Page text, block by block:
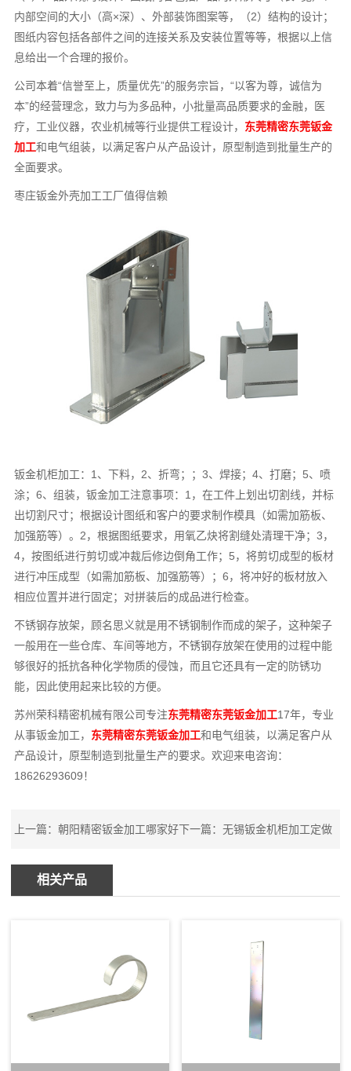
内部空间的大小（高×深）、外部装饰图案等，（2）结构的设计；
图纸内容包括各部件之间的连接关系及安装位置等等，根据以上信
息给出一个合理的报价。
公司本着“信誉至上，质量优先”的服务宗旨，“以客为尊，诚信为
本”的经营理念，致力与为多品种，小批量高品质要求的金融，医
疗，工业仪器，农业机械等行业提供工程设计， 东莞精密东莞钣金
加工和电气组装，以满足客户从产品设计，原型制造到批量生产的
全面要求。
枣庄钣金外壳加工工厂值得信赖
钣金机柜加工：1、下料，2、折弯；；3、焊接；4、打磨；5、喷
涂；6、组装，钣金加工注意事项：1，在工件上划出切割线，并标
出切割尺寸；根据设计图纸和客户的要求制作模具（如需加筋板、
加强筋等）。2，根据图纸要求，用氧乙炔将割缝处清理干净；3，
4，按图纸进行剪切或冲裁后修边倒角工作；5，将剪切成型的板材
进行冲压成型（如需加筋板、加强筋等）；6，将冲好的板材放入
相应位置并进行固定；对拼装后的成品进行检查。
不锈钢存放架，顾名思义就是用不锈钢制作而成的架子，这种架子
一般用在一些仓库、车间等地方，不锈钢存放架在使用的过程中能
够很好的抵抗各种化学物质的侵蚀，而且它还具有一定的防锈功
能，因此使用起来比较的方便。
苏州荣科精密机械有限公司专注东莞精密东莞钣金加工17年，专业
从事钣金加工， 东莞精密东莞钣金加工和电气组装，以满足客户从
产品设计，原型制造到批量生产的要求。欢迎来电咨询：
18626293609！
上一篇：朝阳精密钣金加工哪家好下一篇：无锡钣金机柜加工定做
相关产品